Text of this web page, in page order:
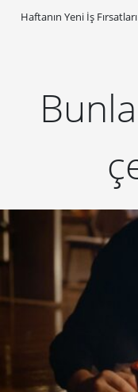
Haftanın Yeni İş